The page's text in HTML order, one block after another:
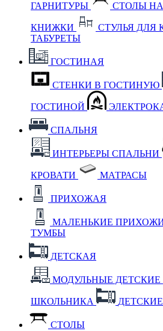
ГАРНИТУРЫ СТОЛЫ
КНИЖКИ
СТУЛЬЯ ДЛЯ
ТАБУРЕТЫ
ГОСТИНАЯ
СТЕНКИ В ГОСТИНУЮ
ГОСТИНОЙ
СПАЛЬНЯ
ИНТЕРЬЕРЫ СПАЛЬНИ
КРОВАТИ МАТРАСЫ
ПРИХОЖАЯ
МАЛЕНЬКИЕ
ТУМБЫ
ДЕТСКАЯ
МОДУЛЬНЫЕ ДЕТСКИЕ
ШКОЛЬНИКА
СТОЛЫ